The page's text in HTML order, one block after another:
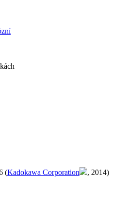
(Kadokawa Corporation , 2014)